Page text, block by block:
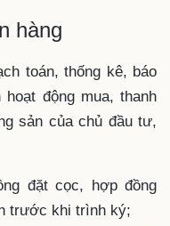
hàng
toán, thống kê, báo
động mua, thanh
sản của chủ đầu tư,
đặt cọc, hợp đồng
trước khi trình ký;